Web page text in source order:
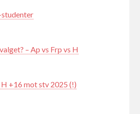
– Ap vs Frp vs H
+16 mot stv 2025 (!)